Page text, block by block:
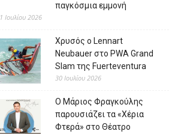
παγκόσμια εμμονή
Ιουλίου 2026
Χρυσός ο Lennart
Neubauer στο PWA Grand
Slam της Fuerteventura
30 Ιουλίου 2026
Ο Μάριος Φραγκούλης
παρουσιάζει τα «Χέρια
Φτερά» στο Θέατρο